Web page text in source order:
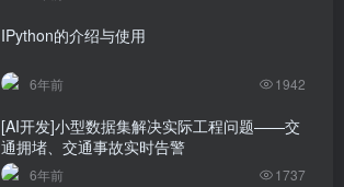
IPython的介绍与使用
6年前 1942
[AI开发]小型数据集解决实际工程问题——交
通拥堵、交通事故实时告警
6年前 1737